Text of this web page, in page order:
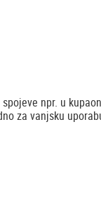
npr. u
za vanjsku